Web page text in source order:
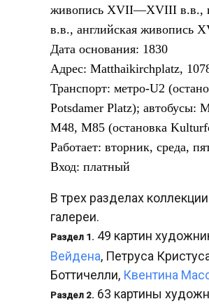
живопись XVII—XVIII в.в.,
в.в., английская живопись
Дата основания: 1830
Адрес: Matthaikirchplatz,
Транспорт: метро-U2
Potsdamer Platz); автобусы:
M48, M85 (остановка
Работает: вторник, среда,
Вход: платный
В трех разделах
галереи.
Раздел 1. 49 картин
Вейдена, Петруса
Боттичелли, Квентина
Раздел 2. 63 картины